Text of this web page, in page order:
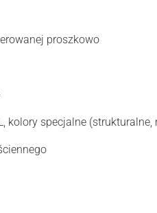
proszkowo
kolory specjalne (strukturalne,